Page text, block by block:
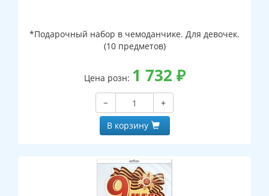
*Подарочный набор в чемоданчике. Для девочек.
(10 предметов)
Цена розн: 1 732 ₽
−
+
В корзину